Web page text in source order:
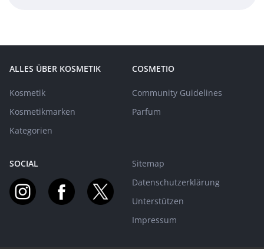
ALLES ÜBER KOSMETIK
Kosmetik
Kosmetikmarken
Kategorien
COSMETIO
Community Guidelines
Parfum
SOCIAL
Sitemap
Datenschutzerklärung
Unterstützen
Impressum